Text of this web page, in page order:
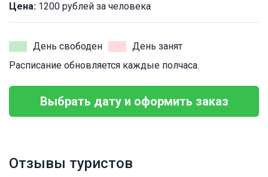
Цена: 1200 рублей за человека
День свободен
День занят
Расписание обновляется каждые полчаса.
Выбрать дату и оформить заказ
Отзывы туристов